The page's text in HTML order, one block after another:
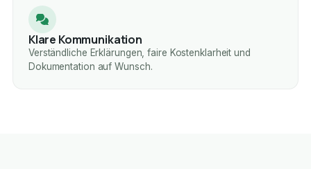
Klare Kommunikation
Verständliche Erklärungen, faire Kostenklarheit und
Dokumentation auf Wunsch.